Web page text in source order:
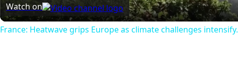
Watch on
France: Heatwave grips Europe as climate challenges intensify.